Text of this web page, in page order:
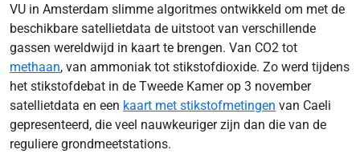
VU in Amsterdam slimme algoritmes ontwikkeld om met de
beschikbare satellietdata de uitstoot van verschillende
gassen wereldwijd in kaart te brengen. Van CO2 tot
methaan, van ammoniak tot stikstofdioxide. Zo werd tijdens
het stikstofdebat in de Tweede Kamer op 3 november
satellietdata en een kaart met stikstofmetingen van Caeli
gepresenteerd, die veel nauwkeuriger zijn dan die van de
reguliere grondmeetstations.